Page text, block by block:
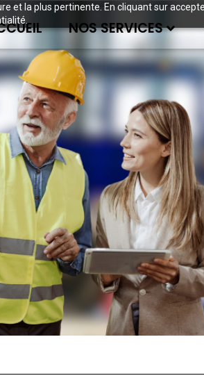
et la plus pertinente. En cliquant sur
NOS SERVICES